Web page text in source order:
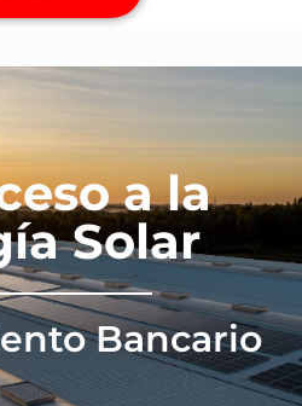
a la
Solar
Bancario